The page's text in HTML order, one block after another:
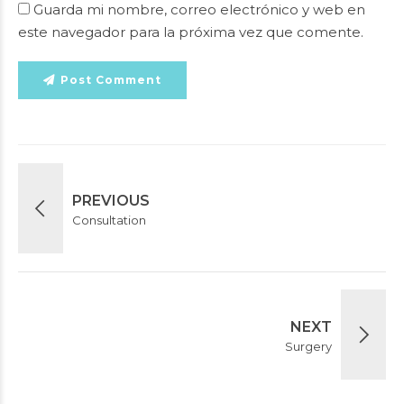
Guarda mi nombre, correo electrónico y web en
este navegador para la próxima vez que comente.
Post Comment
PREVIOUS
Consultation
NEXT
Surgery